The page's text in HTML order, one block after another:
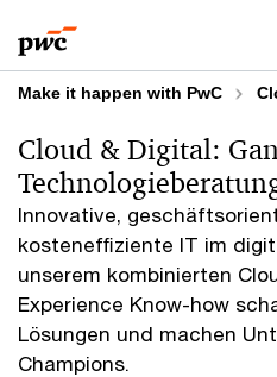
to
content
to
footer
Make it happen with PwC
Innovative,
kostenefﬁziente IT im
unserem kombinierten
Experience Know-how
Lösungen und machen
Champions.
Cloud & Digital: